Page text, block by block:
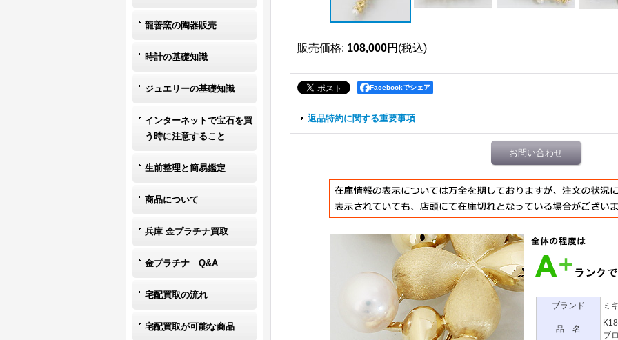
龍善窯の陶器販売
時計の基礎知識
ジュエリーの基礎知識
インターネットで宝石を買
う時に注意すること
生前整理と簡易鑑定
商品について
兵庫 金プラチナ買取
金プラチナ Q&A
宅配買取の流れ
宅配買取が可能な商品
販売価格: 108,000円 (税込)
Facebookでシェア
返品特約に関する重要事項
お問い合わせ
ブランド ミ
品 名
ブ